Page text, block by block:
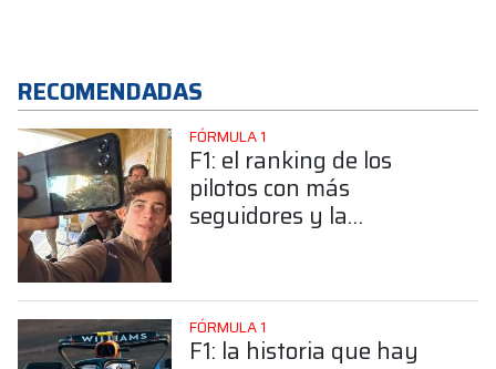
RECOMENDADAS
FÓRMULA 1
F1: el ranking de los
pilotos con más
seguidores y la
FÓRMULA 1
F1: la historia que hay